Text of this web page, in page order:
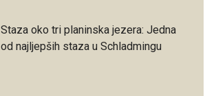
Staza oko tri planinska jezera: Jedna
od najljepših staza u Schladmingu